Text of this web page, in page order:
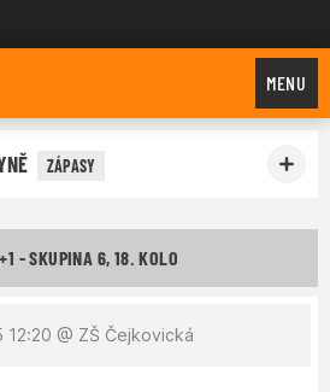
MENU
ZÁPASY
- SKUPINA 6, 18. KOLO
12:20 @ ZŠ Čejkovická